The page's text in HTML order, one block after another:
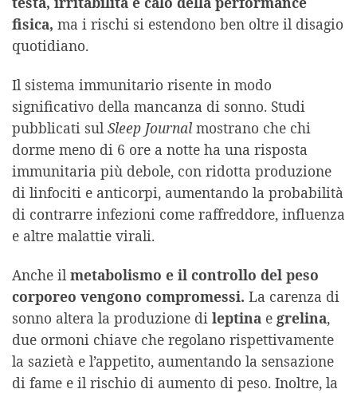
fisica, ma i rischi si estendono ben oltre il disagio
quotidiano.
Il sistema immunitario risente in modo
significativo della mancanza di sonno. Studi
pubblicati sulSleep Journal mostrano che chi
dorme meno di 6 ore a notte ha una risposta
immunitaria più debole, con ridotta produzione
di linfociti e anticorpi, aumentando la probabilità
di contrarre infezioni come raffreddore, influenza
e altre malattie virali.
Anche il metabolismo e il controllo del peso
corporeo vengono compromessi. La carenza di
sonno altera la produzione di leptina e grelina,
due ormoni chiave che regolano rispettivamente
la sazietà e l’appetito, aumentando la sensazione
di fame e il rischio di aumento di peso. Inoltre, la